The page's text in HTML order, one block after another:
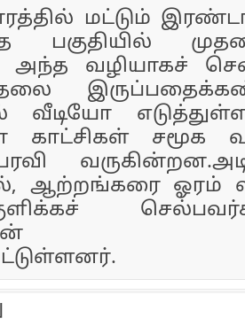
மட்டும்
பகுதியில்
அந்த வழியாகச்
வீடியோ
காட்சிகள் சமூக
ஆற்றங்கரை ஓரம்